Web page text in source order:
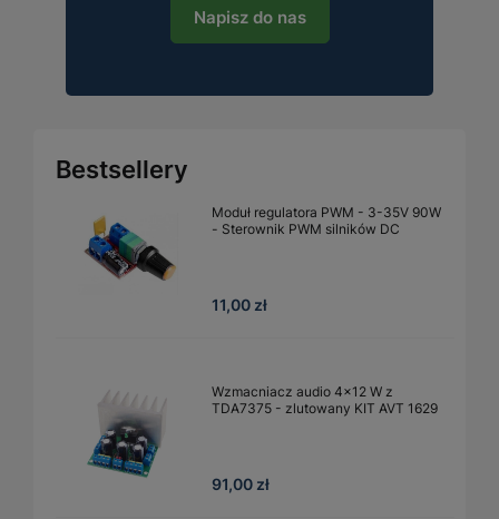
Napisz do nas
Bestsellery
Moduł regulatora PWM - 3-35V 90W
- Sterownik PWM silników DC
11,00 zł
Wzmacniacz audio 4×12 W z
TDA7375 - zlutowany KIT AVT 1629
91,00 zł